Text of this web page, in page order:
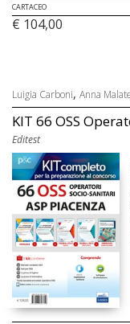
CARTACEO
€ 104,00
Luigia Carboni, Anna
KIT 66 OSS
Editest